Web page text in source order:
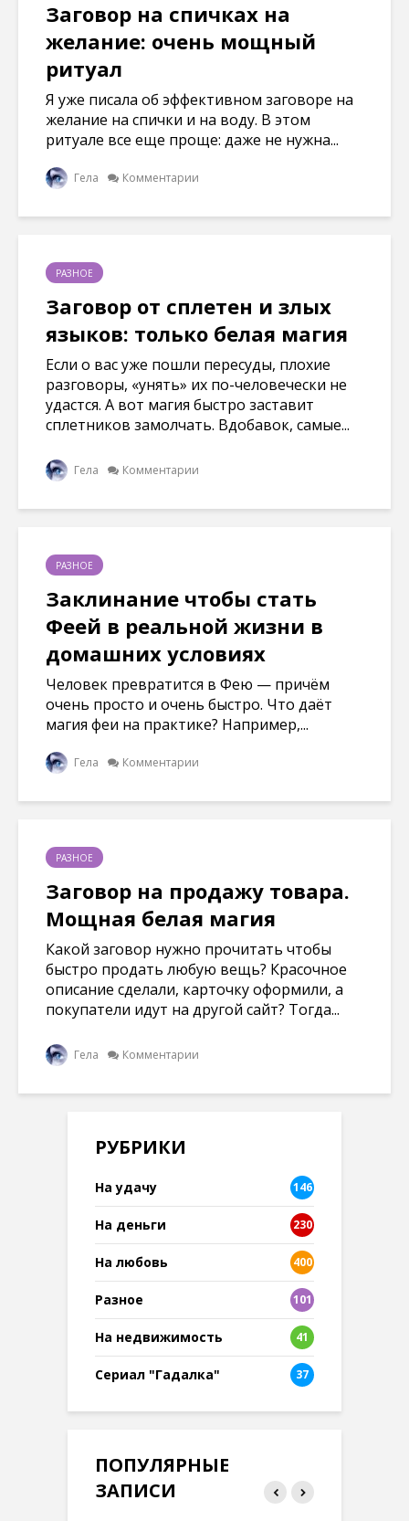
Заговор на спичках на
желание: очень мощный
ритуал
Я уже писала об эффективном заговоре на
желание на спички и на воду. В этом
ритуале все еще проще: даже не нужна...
Гела Комментарии
РАЗНОЕ
Заговор от сплетен и злых
языков: только белая магия
Если о вас уже пошли пересуды, плохие
разговоры, «унять» их по-человечески не
удастся. А вот магия быстро заставит
сплетников замолчать. Вдобавок, самые...
Гела Комментарии
РАЗНОЕ
Заклинание чтобы стать
Феей в реальной жизни в
домашних условиях
Человек превратится в Фею — причём
очень просто и очень быстро. Что даёт
магия феи на практике? Например,...
Гела Комментарии
РАЗНОЕ
Заговор на продажу товара.
Мощная белая магия
Какой заговор нужно прочитать чтобы
быстро продать любую вещь? Красочное
описание сделали, карточку оформили, а
покупатели идут на другой сайт? Тогда...
Гела Комментарии
РУБРИКИ
На удачу 146
На деньги 230
На любовь 400
Разное
101
8
На недвижимость 41
Сериал "Гадалка" 37
ПОПУЛЯРНЫЕ
ЗАПИСИ